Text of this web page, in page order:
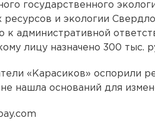
государственного
ресурсов и экологии
к административной
лицу назначено 300 тыс.
«Карасиков» оспорили
нашла оснований для